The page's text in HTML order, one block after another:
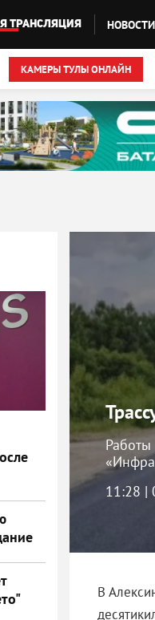
ТРАНСЛЯЦИЯ НОВОСТИ
КАМЕРЫ ТУЛЫ ОНЛАЙН
Работы
11:28 |
В